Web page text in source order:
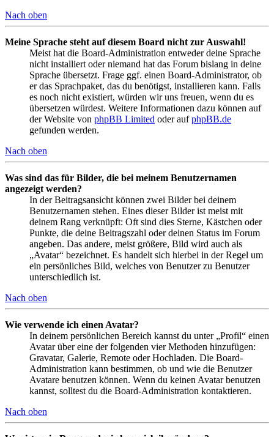
Nach oben
Meine Sprache steht auf diesem Board nicht zur Auswahl!
Meist hat die Board-Administration entweder deine Sprache
nicht installiert oder niemand hat das Forum bislang in deine
Sprache übersetzt. Frage ggf. einen Board-Administrator, ob
er das Sprachpaket, das du benötigst, installieren kann. Falls
es noch nicht existiert, würden wir uns freuen, wenn du es
übersetzen würdest. Weitere Informationen dazu können auf
der Website von phpBB Limited oder aufphpBB.de
gefunden werden.
Nach oben
Was sind das für Bilder, die bei meinem Benutzernamen
angezeigt werden?
In der Beitragsansicht können zwei Bilder bei deinem
Benutzernamen stehen. Eines dieser Bilder ist meist mit
deinem Rang verknüpft: Oft sind dies Sterne, Kästchen oder
Punkte, die deine Beitragszahl oder deinen Status im Forum
angeben. Das andere, meist größere, Bild wird auch als
„Avatar“ bezeichnet. Es handelt sich hierbei in der Regel um
ein persönliches Bild, welches von Benutzer zu Benutzer
unterschiedlich ist.
Nach oben
Wie verwende ich einen Avatar?
In deinem persönlichen Bereich kannst du unter „Profil“ einen
Avatar über eine der folgenden vier Methoden hinzufügen:
Gravatar, Galerie, Remote oder Hochladen. Die Board-
Administration kann bestimmen, ob und wie die Benutzer
Avatare benutzen können. Wenn du keinen Avatar benutzen
kannst, solltest du die Board-Administration kontaktieren.
Nach oben